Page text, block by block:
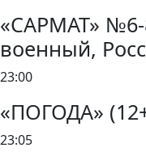
«САРМАТ» №6-
военный,
23:00
«ПОГОДА»
23:05